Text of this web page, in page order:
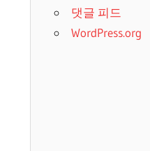
댓글 피드
WordPress.org